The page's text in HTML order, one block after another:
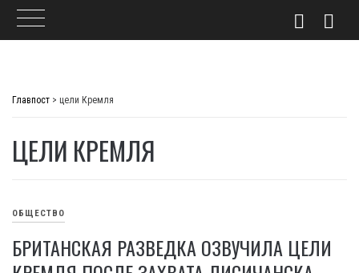
Главпост > цели Кремля
ЦЕЛИ КРЕМЛЯ
ОБЩЕСТВО
БРИТАНСКАЯ РАЗВЕДКА ОЗВУЧИЛА ЦЕЛИ